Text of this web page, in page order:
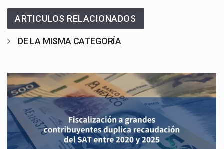
ARTICULOS RELACIONADOS
DE LA MISMA CATEGORÍA